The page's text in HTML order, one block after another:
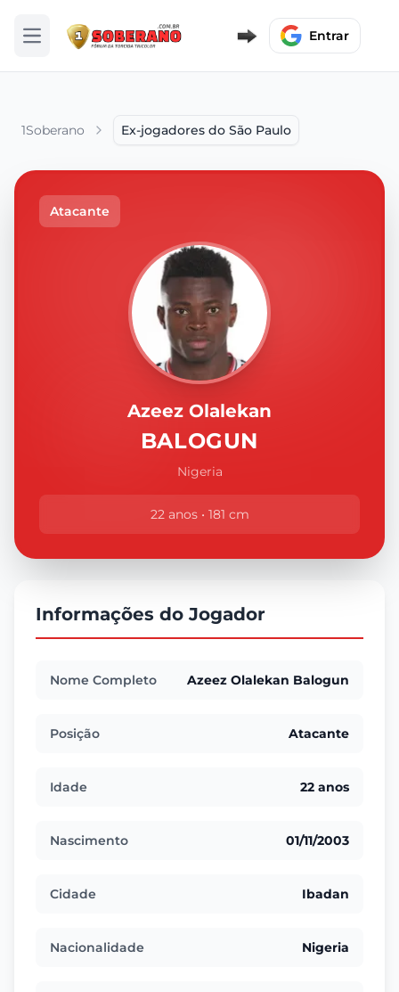
Abrir menu Entrar
1Soberano Ex-jogadores do São Paulo
Atacante
Azeez Olalekan
BALOGUN
Nigeria
22 anos • 181 cm
Informações do Jogador
Nome Completo Azeez Olalekan Balogun
Posição Atacante
Idade 22 anos
Nascimento 01/11/2003
Cidade Ibadan
Nacionalidade Nigeria